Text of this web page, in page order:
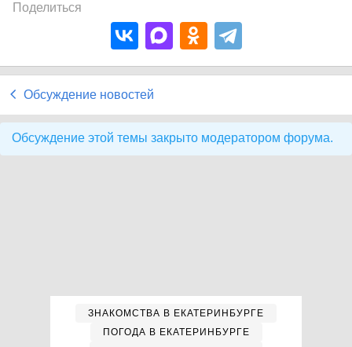
Поделиться
Обсуждение новостей
Обсуждение этой темы закрыто модератором форума.
ЗНАКОМСТВА В ЕКАТЕРИНБУРГЕ
ПОГОДА В ЕКАТЕРИНБУРГЕ